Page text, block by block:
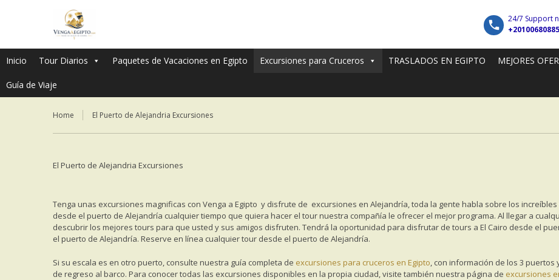
24/7 Support
Inicio Tour Diarios Paquetes de Vacaciones en Egipto Excursiones para Cruceros TRASLADOS EN EGIPTO MEJORES
Guía de Viaje
Home El Puerto de Alejandria Excursiones
El Puerto de Alejandria Excursiones
Tenga unas excursiones magnificas con Venga a Egipto y disfrute de excursiones en Alejandría, toda la gente habla sobre los
desde el puerto de Alejandría cualquier tiempo que quiera hacer el tour nuestra compañía le ofrecer el mejor programa. Al llegar a
descubrir los mejores tours para que usted y sus amigos disfruten. Tendrá la oportunidad para disfrutar de tours a El Cairo desde el
el puerto de Alejandría. Reserve en línea cualquier tour desde el puerto de Alejandría.
Si su escala es en otro puerto, consulte nuestra guía completa de excursiones para cruceros en Egipto, con información de los 3
de regreso al barco. Para conocer todas las excursiones disponibles en la propia ciudad, visite también nuestra página de excursiones